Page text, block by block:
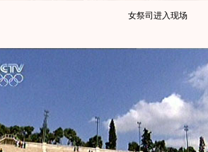
女祭司进入现场